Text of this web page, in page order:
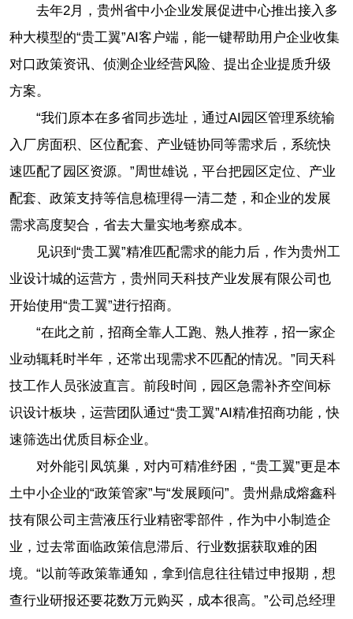
去年2月，贵州省中小企业发展促进中心推出接入多
种大模型的“贵工翼”AI客户端，能一键帮助用户企业收集
对口政策资讯、侦测企业经营风险、提出企业提质升级
方案。
“我们原本在多省同步选址，通过AI园区管理系统输
入厂房面积、区位配套、产业链协同等需求后，系统快
速匹配了园区资源。”周世雄说，平台把园区定位、产业
配套、政策支持等信息梳理得一清二楚，和企业的发展
需求高度契合，省去大量实地考察成本。
见识到“贵工翼”精准匹配需求的能力后，作为贵州工
业设计城的运营方，贵州同天科技产业发展有限公司也
开始使用“贵工翼”进行招商。
“在此之前，招商全靠人工跑、熟人推荐，招一家企
业动辄耗时半年，还常出现需求不匹配的情况。”同天科
技工作人员张波直言。前段时间，园区急需补齐空间标
识设计板块，运营团队通过“贵工翼”AI精准招商功能，快
速筛选出优质目标企业。
对外能引凤筑巢，对内可精准纾困，“贵工翼”更是本
土中小企业的“政策管家”与“发展顾问”。贵州鼎成熔鑫科
技有限公司主营液压行业精密零部件，作为中小制造企
业，过去常面临政策信息滞后、行业数据获取难的困
境。“以前等政策靠通知，拿到信息往往错过申报期，想
查行业研报还要花数万元购买，成本很高。”公司总经理